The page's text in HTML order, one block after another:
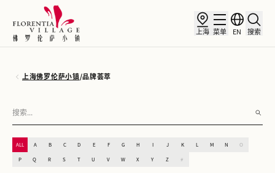
上海 菜单 EN 搜索
上海佛罗伦萨小镇/品牌荟萃
ALL A B C D E F G H K M N O
P Q R S T U V W X Y Z #